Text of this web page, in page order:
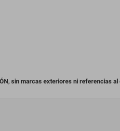
sin marcas exteriores ni referencias